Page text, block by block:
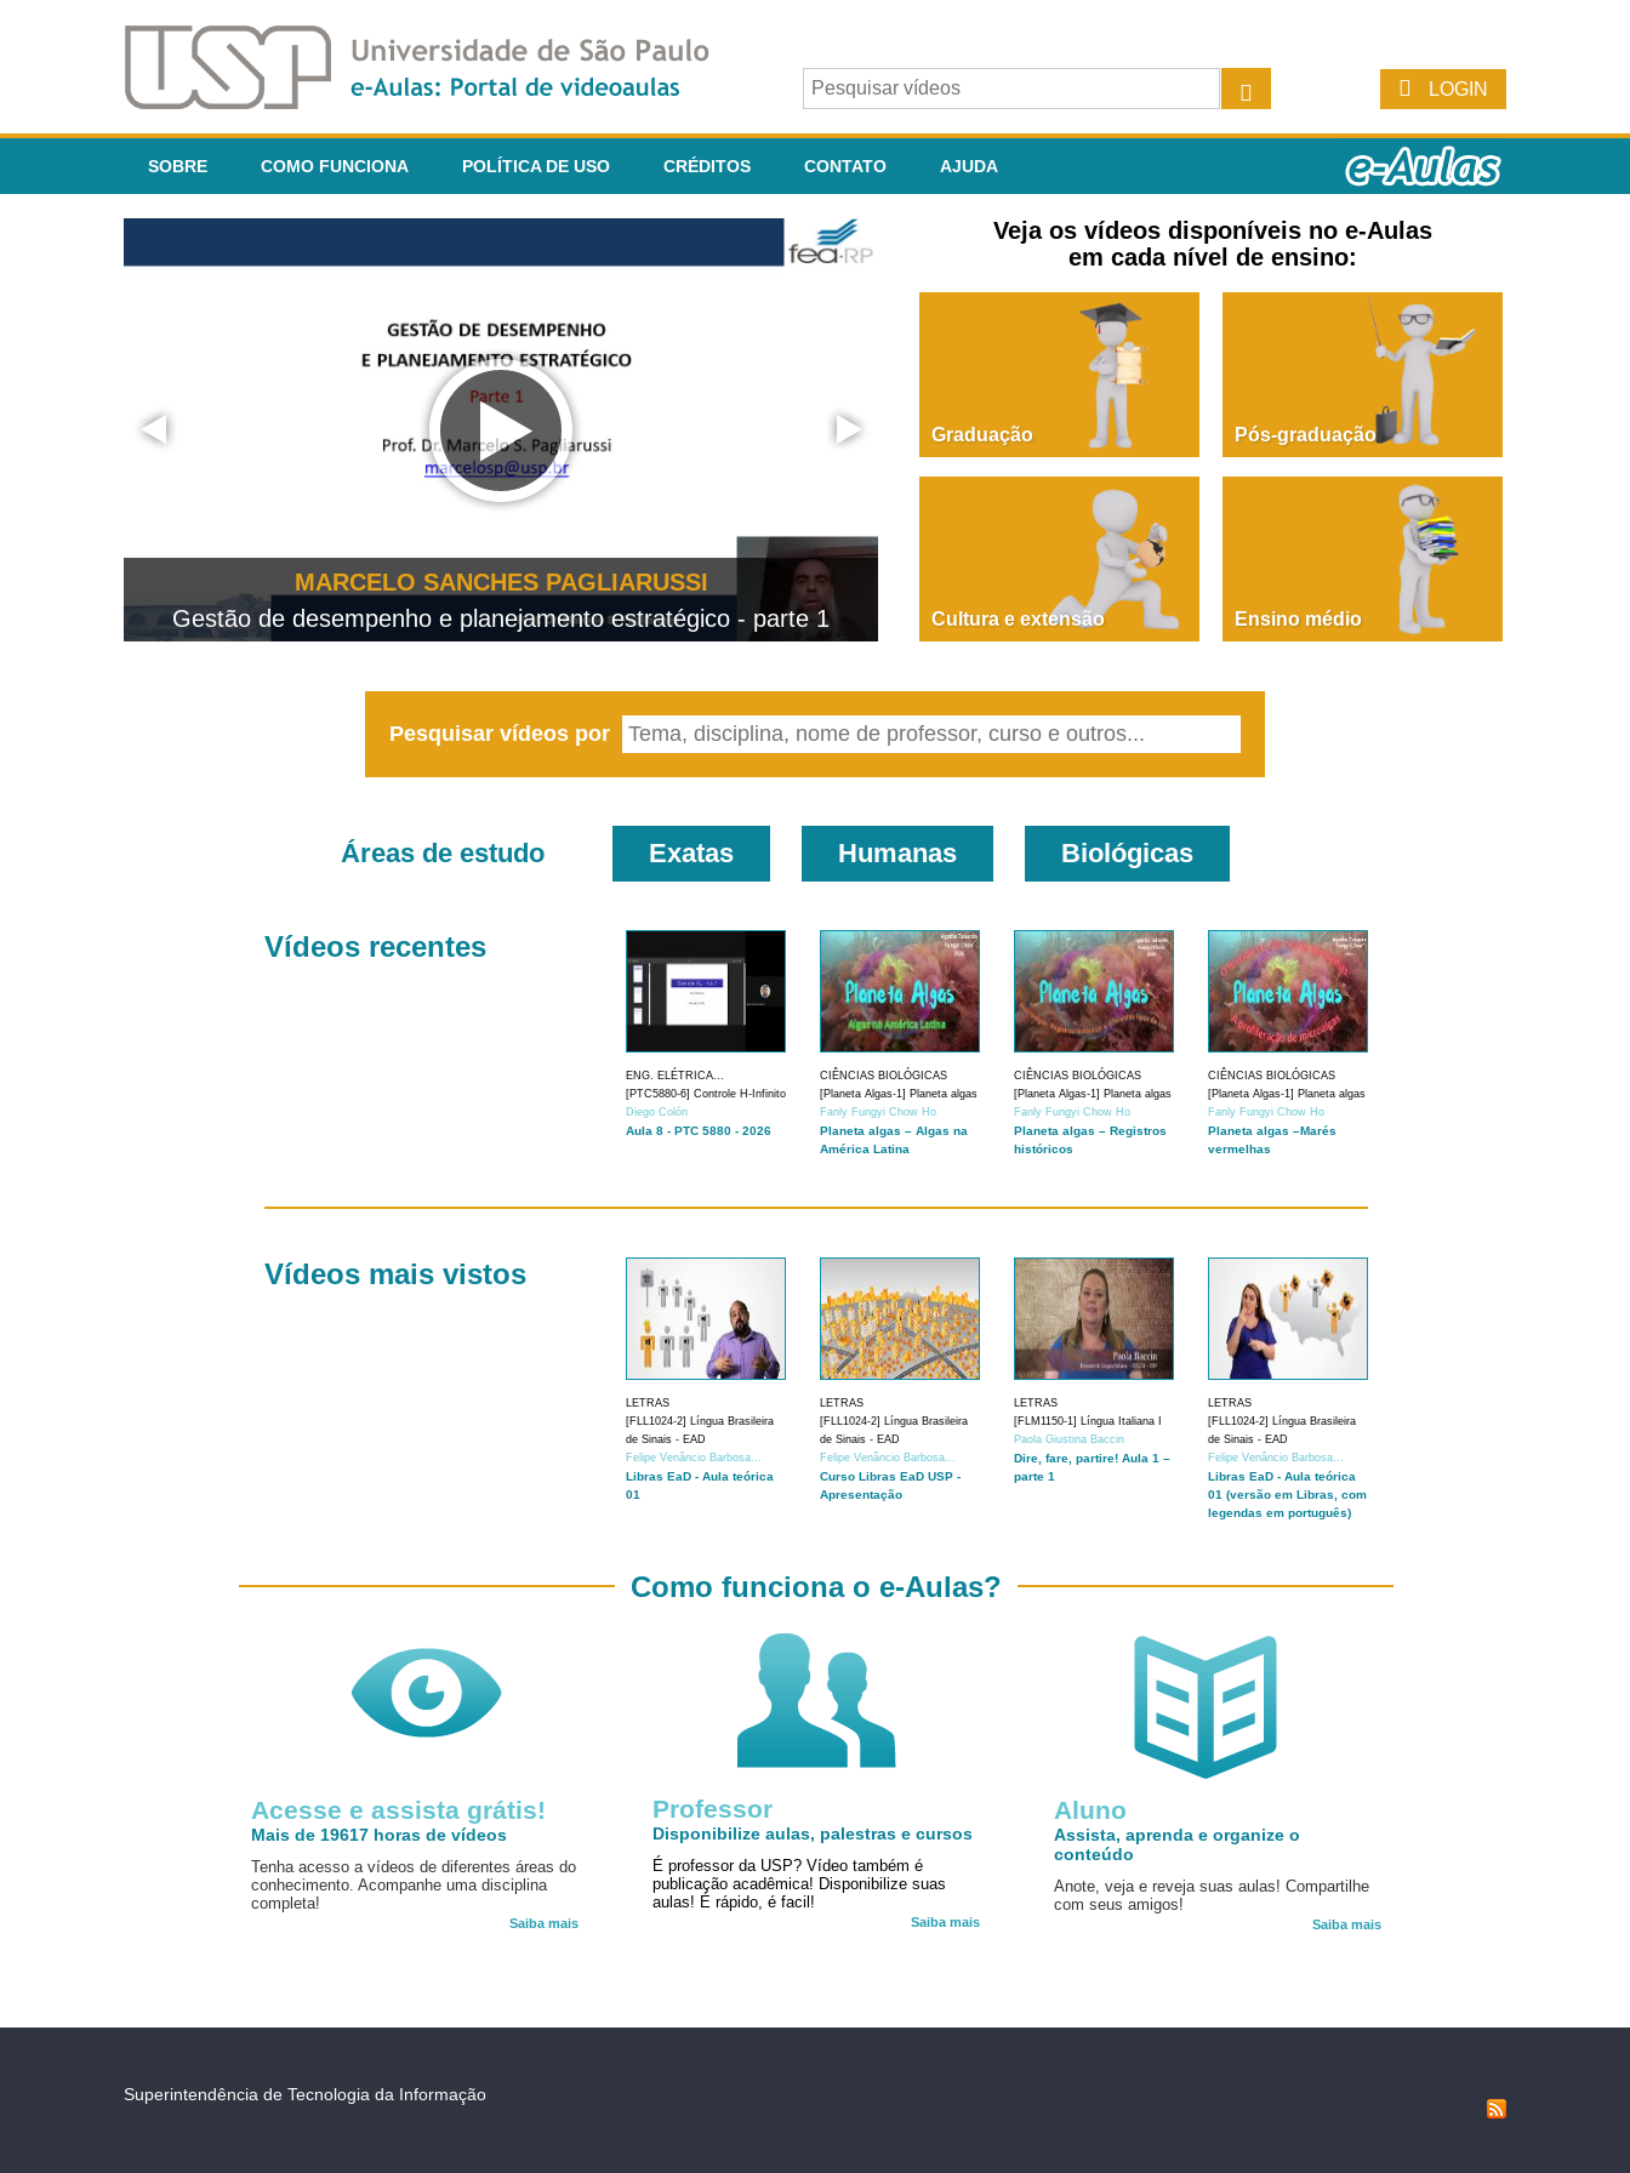
LOGIN
SOBRE COMO FUNCIONA POLÍTICA DE USO CRÉDITOS CONTATO AJUDA
MARCELO SANCHES PAGLIARUSSI
Gestão de desempenho e planejamento estratégico - parte 1
PAOLA GIUSTINA BACCIN
Dire, fare, partire! Aula 1 – parte 1
Veja os vídeos disponíveis no e-Aulas
em cada nível de ensino:
Graduação Pós-graduação
Cultura e extensão Ensino médio
Pesquisar vídeos por
Áreas de estudo Exatas Humanas Biológicas
Vídeos recentes
ENG. ELÉTRICA...
[PTC5880-6] Controle H-Infinito
Diego Colón
Aula 8 - PTC 5880 - 2026
CIÊNCIAS BIOLÓGICAS
[Planeta Algas-1] Planeta algas
Fanly Fungyi Chow Ho
Planeta algas – Algas na
América Latina
CIÊNCIAS BIOLÓGICAS
[Planeta Algas-1] Planeta algas
Fanly Fungyi Chow Ho
Planeta algas – Registros
históricos
CIÊNCIAS BIOLÓGICAS
[Planeta Algas-1] Planeta algas
Fanly Fungyi Chow Ho
Planeta algas –Marés
vermelhas
Vídeos mais vistos
LETRAS
[FLL1024-2] Língua Brasileira
de Sinais - EAD
Felipe Venâncio Barbosa...
Libras EaD - Aula teórica
01
LETRAS
[FLL1024-2] Língua Brasileira
de Sinais - EAD
Felipe Venâncio Barbosa...
Curso Libras EaD USP -
Apresentação
LETRAS
[FLM1150-1] Língua Italiana I
Paola Giustina Baccin
Dire, fare, partire! Aula 1 –
parte 1
LETRAS
[FLL1024-2] Língua Brasileira
de Sinais - EAD
Felipe Venâncio Barbosa...
Libras EaD - Aula teórica
01 (versão em Libras, com
legendas em português)
Acesse e assista grátis!
Mais de 19617 horas de vídeos
Tenha acesso a vídeos de diferentes áreas do
conhecimento. Acompanhe uma disciplina
completa!
Saiba mais
Aluno
Assista, aprenda e organize o
conteúdo
Anote, veja e reveja suas aulas! Compartilhe
com seus amigos!
Saiba mais
Como funciona o e-Aulas?
Professor
Disponibilize aulas, palestras e cursos
É professor da USP? Vídeo também é
publicação acadêmica! Disponibilize suas
aulas! É rápido, é facil!
Saiba mais
Superintendência de Tecnologia da Informação